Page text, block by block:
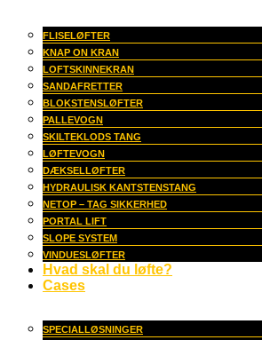
FLISELØFTER
KNAP ON KRAN
LOFTSKINNEKRAN
SANDAFRETTER
BLOKSTENSLØFTER
PALLEVOGN
SKILTEKLODS TANG
LØFTEVOGN
DÆKSELLØFTER
HYDRAULISK KANTSTENSTANG
NETOP – TAG SIKKERHED
PORTAL LIFT
SLOPE SYSTEM
VINDUESLØFTER
Hvad skal du løfte?
Cases
SPECIALLØSNINGER